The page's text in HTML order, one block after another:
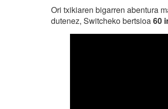
Ori txikiaren bigarren abentura
dutenez, Switcheko bertsioa60